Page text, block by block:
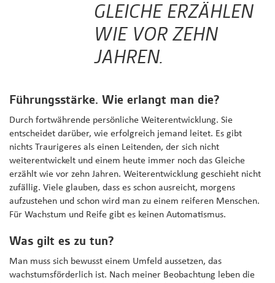
GLEICHE ERZÄHLEN
WIE VOR ZEHN
JAHREN.
Führungsstärke. Wie erlangt man die?
Durch fortwährende persönliche Weiterentwicklung. Sie
entscheidet darüber, wie erfolgreich jemand leitet. Es gibt
nichts Traurigeres als einen Leitenden, der sich nicht
weiterentwickelt und einem heute immer noch das Gleiche
erzählt wie vor zehn Jahren. Weiterentwicklung geschieht nicht
zufällig. Viele glauben, dass es schon ausreicht, morgens
aufzustehen und schon wird man zu einem reiferen Menschen.
Für Wachstum und Reife gibt es keinen Automatismus.
Was gilt es zu tun?
Man muss sich bewusst einem Umfeld aussetzen, das
wachstumsförderlich ist. Nach meiner Beobachtung leben die